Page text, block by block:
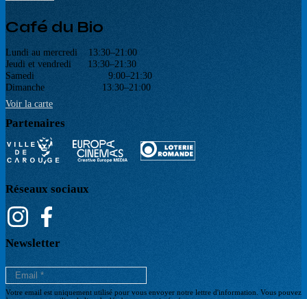
Café du Bio
Lundi au mercredi 13:30–21:00
Jeudi et vendredi 13:30–21:30
Samedi 9:00–21:30
Dimanche 13:30–21:00
Voir la carte
Partenaires
Réseaux sociaux
Newsletter
Votre email est uniquement utilisé pour vous envoyer notre lettre d'information. Vous pouvez